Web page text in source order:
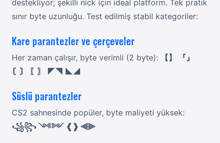
destekliyor; şekilli nick için ideal platform. Tek pratik
sınır byte uzunluğu. Test edilmiş stabil kategoriler:
Kare parantezler ve çerçeveler
Her zaman çalışır, byte verimli (2 byte):
【】 『』
〘〙 〖〗 ◤◥ ◣◢
Süslü parantezler
CS2 sahnesinde popüler, byte maliyeti yüksek:
꧁꧂ ༺༻ ❰❱ ⫷⫸